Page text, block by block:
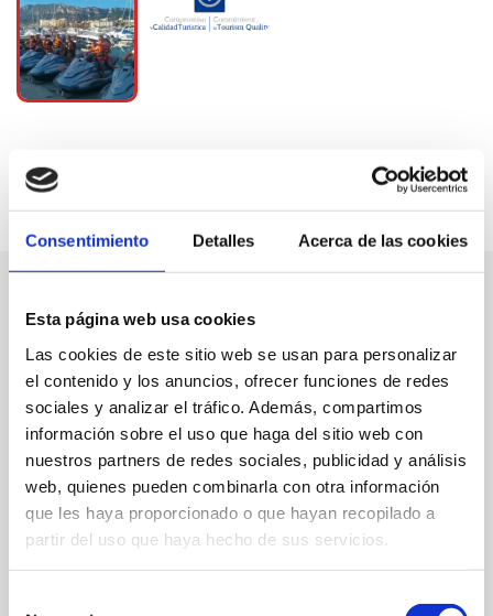
Consentimiento Detalles Acerca de las cookies
Esta página web usa cookies
Las cookies de este sitio web se usan para personalizar
el contenido y los anuncios, ofrecer funciones de redes
sociales y analizar el tráfico. Además, compartimos
información sobre el uso que haga del sitio web con
nuestros partners de redes sociales, publicidad y análisis
web, quienes pueden combinarla con otra información
que les haya proporcionado o que hayan recopilado a
partir del uso que haya hecho de sus servicios.